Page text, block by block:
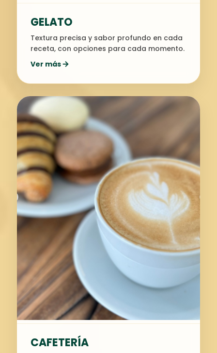
GELATO
Textura precisa y sabor profundo en cada
receta, con opciones para cada momento.
Ver más
CAFETERÍA